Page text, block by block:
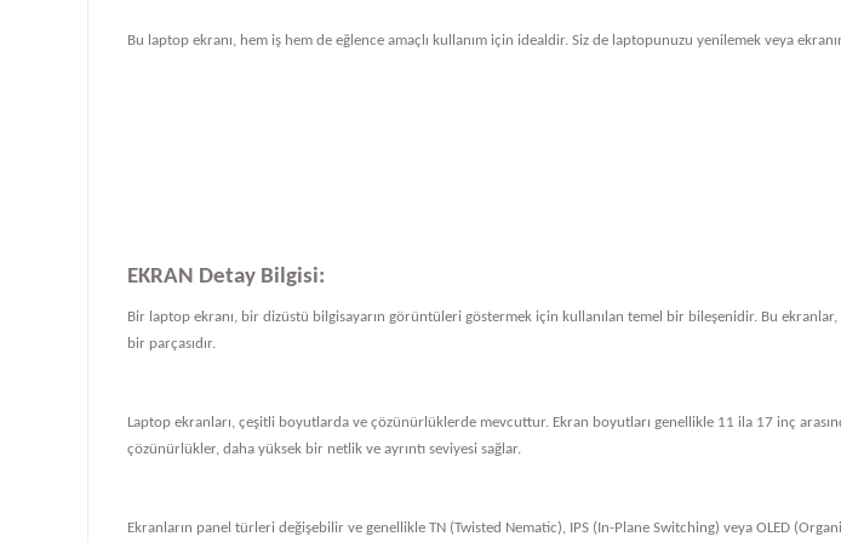
Bu laptop ekranı, hem iş hem de eğlence amaçlı kullanım için idealdir. Siz de laptopunuzu yenilemek veya
EKRAN Detay Bilgisi:
Bir laptop ekranı, bir dizüstü bilgisayarın görüntüleri göstermek için kullanılan temel bir bileşenidir. Bu
bir parçasıdır.
Laptop ekranları, çeşitli boyutlarda ve çözünürlüklerde mevcuttur. Ekran boyutları genellikle 11 ila 17 inç
çözünürlükler, daha yüksek bir netlik ve ayrıntı seviyesi sağlar.
Ekranların panel türleri değişebilir ve genellikle TN (Twisted Nematic), IPS (In-Plane Switching) veya OLED